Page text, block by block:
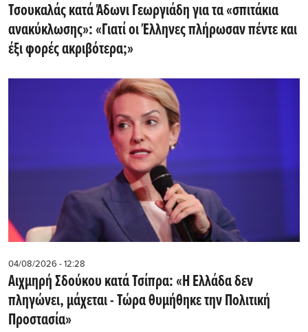
Τσουκαλάς κατά Άδωνι Γεωργιάδη για τα «σπιτάκια
ανακύκλωσης»: «Γιατί οι Έλληνες πλήρωσαν πέντε και
έξι φορές ακριβότερα;»
04/08/2026 - 12:28
Αιχμηρή Σδούκου κατά Τσίπρα: «Η Ελλάδα δεν
πληγώνει, μάχεται - Τώρα θυμήθηκε την Πολιτική
Προστασία»